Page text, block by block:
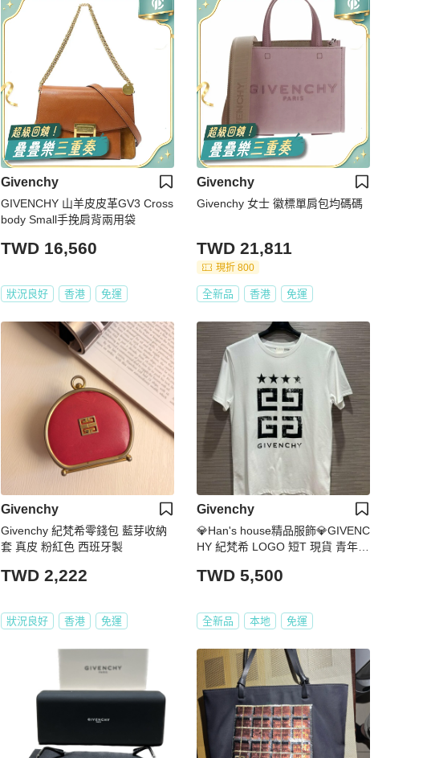
Givenchy
GIVENCHY 山羊皮皮革GV3 Cross
body Small手挽肩背兩用袋
TWD 16,560
狀況良好 香港 免運
Givenchy
Givenchy 女士 徽標單肩包均碼碼
TWD 21,811
現折 800
全新品 香港 免運
Givenchy
Givenchy 紀梵希零錢包 藍芽收納
套 真皮 粉紅色 西班牙製
TWD 2,222
狀況良好 香港 免運
Givenchy
💎Han's house精品服飾💎GIVENC
HY 紀梵希 LOGO 短T 現貨 青年款
TWD 5,500
全新品 本地 免運